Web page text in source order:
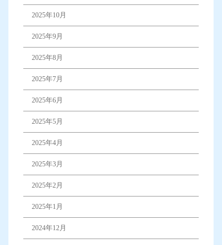
2025年10月
2025年9月
2025年8月
2025年7月
2025年6月
2025年5月
2025年4月
2025年3月
2025年2月
2025年1月
2024年12月